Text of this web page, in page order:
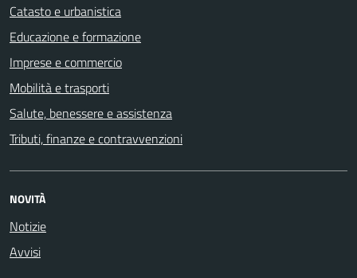
Catasto e urbanistica
Educazione e formazione
Imprese e commercio
Mobilità e trasporti
Salute, benessere e assistenza
Tributi, finanze e contravvenzioni
NOVITÀ
Notizie
Avvisi